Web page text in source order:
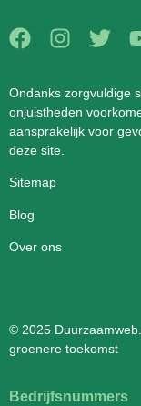
Ondanks zorgvuldige
onjuistheden
aansprakelijk voor
deze site.
Sitemap
Blog
Over ons
© 2025
groenere toekomst
Bedrijfsnummers